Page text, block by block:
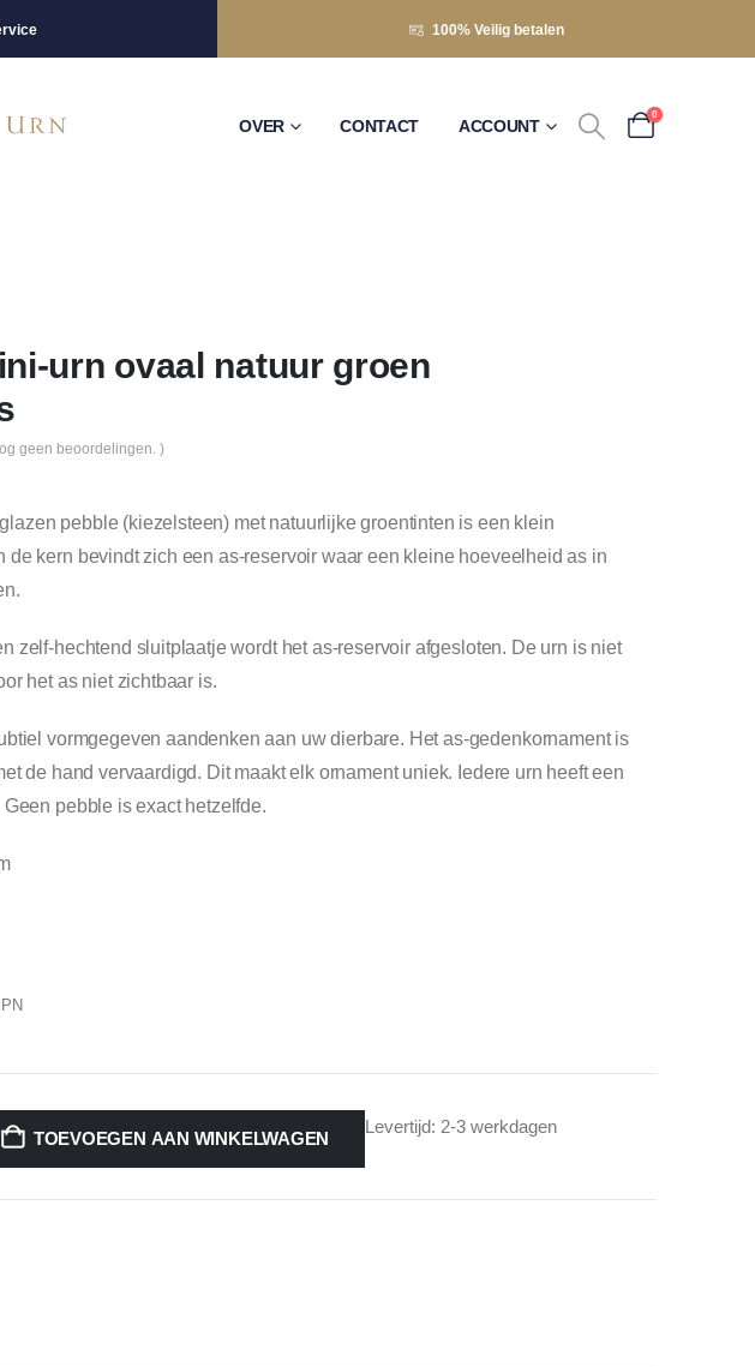
100% Veilig betalen
OVER CONTACT ACCOUNT
0
urn ovaal natuur groen
geen beoordelingen. )
pebble (kiezelsteen) met natuurlijke groentinten is een klein
de kern bevindt zich een as-reservoir waar een kleine hoeveelheid as in
zelf-hechtend sluitplaatje wordt het as-reservoir afgesloten. De urn is niet
het as niet zichtbaar is.
vormgegeven aandenken aan uw dierbare. Het as-gedenkornament is
de hand vervaardigd. Dit maakt elk ornament uniek. Iedere urn heeft een
pebble is exact hetzelfde.
TOEVOEGEN AAN WINKELWAGEN
Levertijd: 2-3 werkdagen